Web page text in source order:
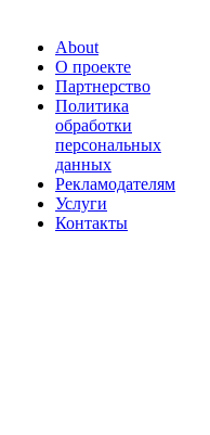
About
О проекте
Партнерство
Политика
обработки
персональных
данных
Рекламодателям
Услуги
Контакты